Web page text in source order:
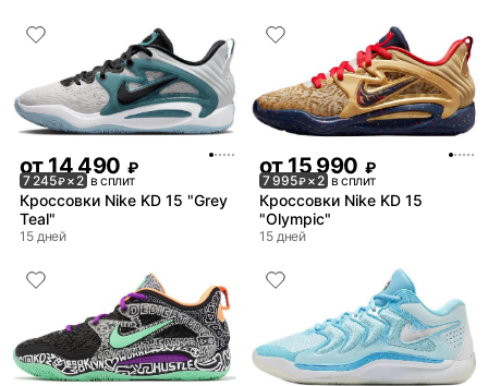
от14 490 ₽
7 245₽× 2 в сплит
Кроссовки Nike KD 15 "Grey
Teal"
15 дней
от15 990 ₽
7 995₽× 2 в сплит
Кроссовки Nike KD 15
"Olympic"
15 дней